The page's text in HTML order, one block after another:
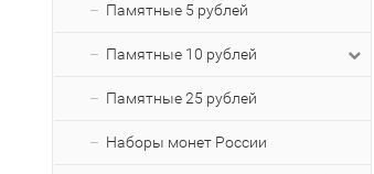
Памятные 5 рублей
Памятные 10 рублей
Памятные 25 рублей
Наборы монет России